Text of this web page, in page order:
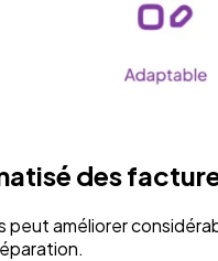
des
améliorer